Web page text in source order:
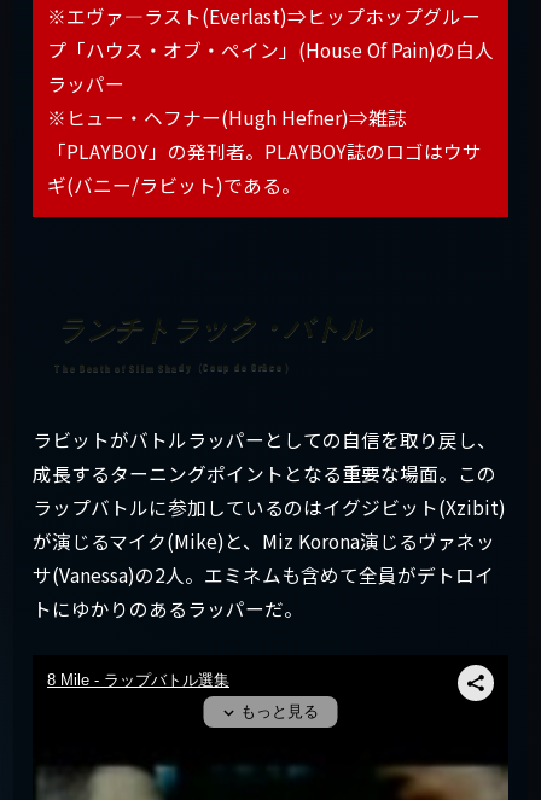
※エヴァ―ラスト(Everlast)⇒ヒップホップグルー
プ「ハウス・オブ・ペイン」(House Of Pain)の白人
ラッパー
※ヒュー・ヘフナー(Hugh Hefner)⇒雑誌
「PLAYBOY」の発刊者。PLAYBOY誌のロゴはウサ
ギ(バニー/ラビット)である。
ランチトラック・バトル
ラビットがバトルラッパーとしての自信を取り戻し、
成長するターニングポイントとなる重要な場面。この
ラップバトルに参加しているのはイグジビット(Xzibit)
が演じるマイク(Mike)と、Miz Korona演じるヴァネッ
サ(Vanessa)の2人。エミネムも含めて全員がデトロイ
トにゆかりのあるラッパーだ。